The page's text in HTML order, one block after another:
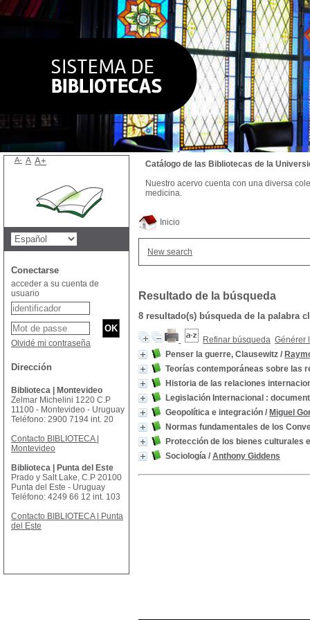
Inicio
New search
Resultado de la búsqueda
8 resultado(s) búsqueda de la palabra
Refinar búsqueda Générer
Penser la guerre, Clausewitz /
Teorías contemporáneas sobre las
Historia de las relaciones
Legislación Internacional :
Geopolítica e integración / Miguel
Normas fundamentales de los
Protección de los bienes culturales
Sociología / Anthony Giddens
Catálogo de las Bibliotecas de la
Nuestro acervo cuenta con una diversa
medicina.
A- A A+
Conectarse
acceder a su cuenta de
usuario
Olvidé mi contraseña
Dirección
Biblioteca | Montevideo
Zelmar Michelini 1220 C.P
11100 - Montevideo - Uruguay
Teléfono: 2900 7194 int. 20
Contacto BIBLIOTECA |
Montevideo
Biblioteca | Punta del Este
Prado y Salt Lake, C.P 20100
Punta del Este - Uruguay
Teléfono: 4249 66 12 int. 103
Contacto BIBLIOTECA | Punta
del Este